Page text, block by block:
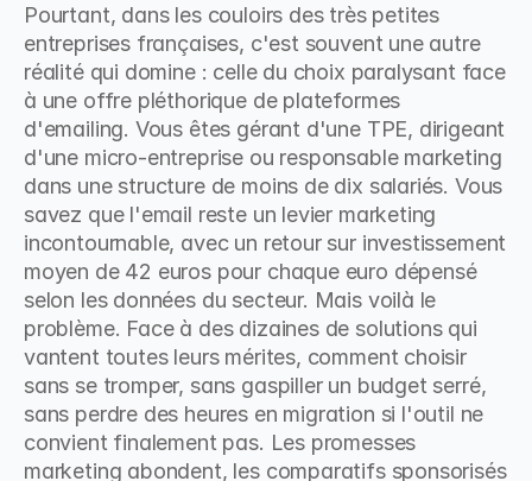
Pourtant, dans les couloirs des très petites
entreprises françaises, c'est souvent une autre
réalité qui domine : celle du choix paralysant face
à une offre pléthorique de plateformes
d'emailing. Vous êtes gérant d'une TPE, dirigeant
d'une micro-entreprise ou responsable marketing
dans une structure de moins de dix salariés. Vous
savez que l'email reste un levier marketing
incontournable, avec un retour sur investissement
moyen de 42 euros pour chaque euro dépensé
selon les données du secteur. Mais voilà le
problème. Face à des dizaines de solutions qui
vantent toutes leurs mérites, comment choisir
sans se tromper, sans gaspiller un budget serré,
sans perdre des heures en migration si l'outil ne
convient finalement pas. Les promesses
marketing abondent, les comparatifs sponsorisés